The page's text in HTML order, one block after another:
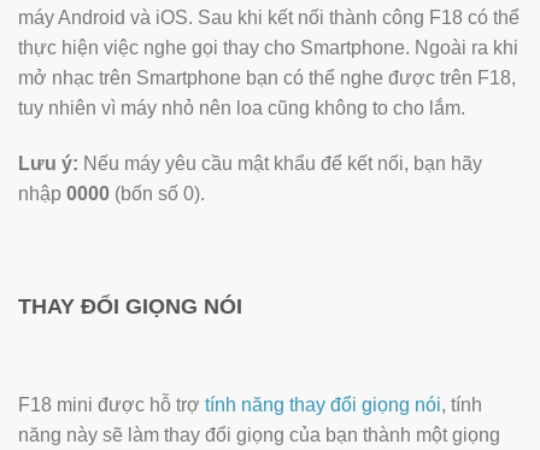
máy Android và iOS. Sau khi kết nối thành công F18 có thể
thực hiện việc nghe gọi thay cho Smartphone. Ngoài ra khi
mở nhạc trên Smartphone bạn có thể nghe được trên F18,
tuy nhiên vì máy nhỏ nên loa cũng không to cho lắm.
Lưu ý: Nếu máy yêu cầu mật khẩu để kết nối, bạn hãy
nhập 0000 (bốn số 0).
THAY ĐỔI GIỌNG NÓI
F18 mini được hỗ trợ tính năng thay đổi giọng nói, tính
năng này sẽ làm thay đổi giọng của bạn thành một giọng